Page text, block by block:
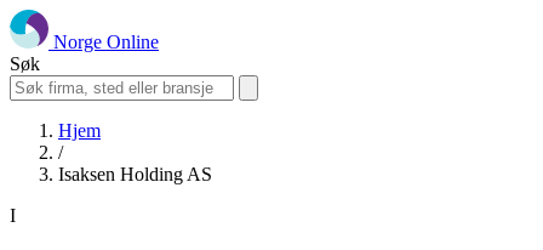
Norge Online
Søk
Hjem
/
Isaksen Holding AS
I